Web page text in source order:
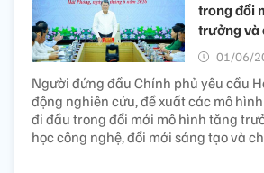
trong đổi
trưởng và
01/06/
Người đứng đầu Chính phủ yêu cầu
động nghiên cứu, đề xuất các mô
đi đầu trong đổi mới mô hình tăng
học công nghệ, đổi mới sáng tạo và